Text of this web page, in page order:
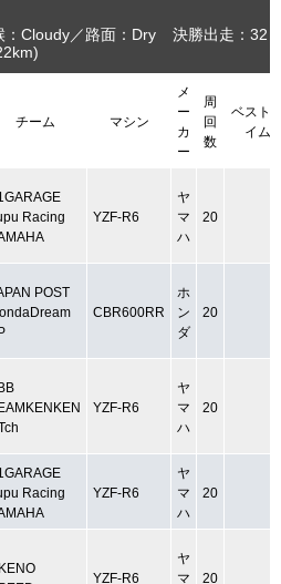
：Cloudy 路面：Dry
決勝出走：32
km)
チーム マシン
メ
ー
カ
ー
周
回
数
ベスト
イム
Racing
YZF-R6
ヤ
マ
ハ
20
POST
CBR600RR
ホ
ン
ダ
20
YZF-R6
ヤ
マ
ハ
20
Racing
YZF-R6
ヤ
マ
ハ
20
YZF-R6
ヤ
マ
20